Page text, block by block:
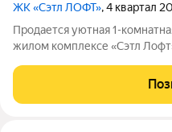
ЖК «Сэтл ЛОФТ», 4 квартал
Продается уютная 1-
жилом комплексе «Сэтл
Удобная, классическая,
большая кухня-гостиная 15.02